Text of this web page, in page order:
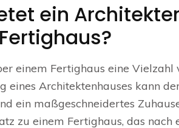
ein
einem Fertighaus eine Vielzahl
Architektenhauses kann
ein maßgeschneidertes
zu einem Fertighaus, das